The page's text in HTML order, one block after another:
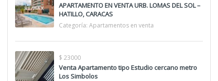
APARTAMENTO EN VENTA URB. LOMAS DEL SOL –
HATILLO, CARACAS
Categoría: Apartamentos en venta
$ 23000
Venta Apartamento tipo Estudio cercano metro
Los Simbolos